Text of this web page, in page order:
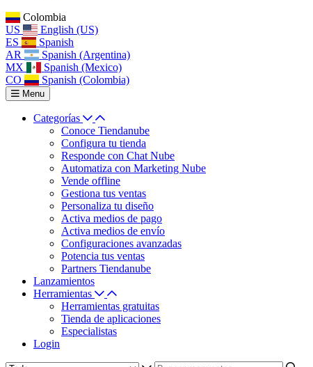
Colombia
US
English (US)
ES
Spanish
AR
Spanish (Argentina)
MX
Spanish (Mexico)
CO
Spanish (Colombia)
Menu
Categorías
Conoce Tiendanube
Configura tu tienda
Responde con Chat Nube
Automatiza con Marketing Nube
Vende offline
Gestiona tus ventas
Personaliza tu diseño
Activa medios de pago
Activa medios de envío
Configuraciones avanzadas
Potencia tus ventas
Partners Tiendanube
Lanzamientos
Herramientas
Herramientas gratuitas
Tienda de aplicaciones
Especialistas
Login